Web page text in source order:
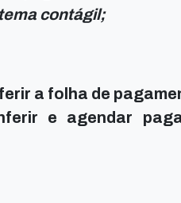
contágil;
a folha de
e agendar